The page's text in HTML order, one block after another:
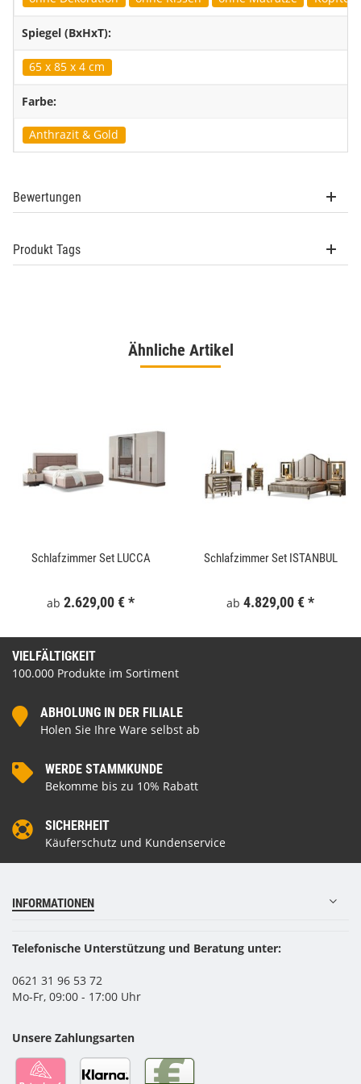
Spiegel (BxHxT):
65 x 85 x 4 cm
Farbe:
Anthrazit & Gold
Bewertungen
Produkt Tags
Ähnliche Artikel
Schlafzimmer Set LUCCA
ab 2.629,00 €*
Schlafzimmer Set ISTANBUL
ab 4.829,00 €*
VIELFÄLTIGKEIT
100.000 Produkte im Sortiment
ABHOLUNG IN DER FILIALE
Holen Sie Ihre Ware selbst ab
WERDE STAMMKUNDE
Bekomme bis zu 10% Rabatt
SICHERHEIT
Käuferschutz und Kundenservice
INFORMATIONEN
Telefonische Unterstützung und Beratung unter:
0621 31 96 53 72
Mo-Fr, 09:00 - 17:00 Uhr
Unsere Zahlungsarten